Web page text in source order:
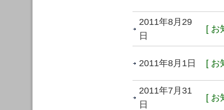
2011年8月29
日
[ お
2011年8月1日 [ お
2011年7月31
日
[ お